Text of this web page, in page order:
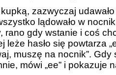
zazwyczaj
lądowało w
rano gdy wstanie i coś
leże hasło się powtarza
muszę na nocnik”.
mówi „ee” i pokazuje